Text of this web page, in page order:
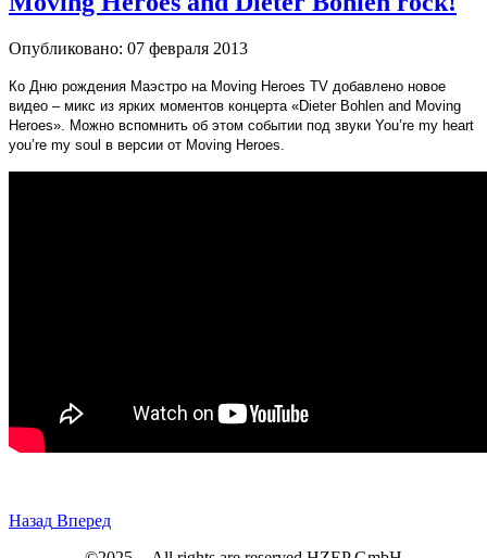
Опубликовано: 07 февраля 2013
Ко Дню рождения Маэстро на Moving Heroes TV добавлено новое
видео – микс из ярких моментов концерта «Dieter Bohlen and Moving
Heroes». Можно вспомнить об этом событии под звуки You’re my heart
you’re my soul в версии от Moving Heroes.
Назад Вперед